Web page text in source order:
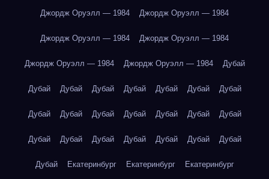
Джордж Оруэлл — 1984 Джордж Оруэлл — 1984
Джордж Оруэлл — 1984 Джордж Оруэлл — 1984
Джордж Оруэлл — 1984 Джордж Оруэлл — 1984 Дубай
Дубай Дубай Дубай Дубай Дубай Дубай Дубай
Дубай Дубай Дубай Дубай Дубай Дубай Дубай
Дубай Дубай Дубай Дубай Дубай Дубай Дубай
Дубай Екатеринбург Екатеринбург Екатеринбург